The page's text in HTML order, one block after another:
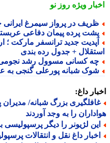
ویژهروز نو
در پرواز سیمرغ ایرانی
پرده پیمان دفاعی عربستان،
جدید ترانسفر مارکت ؛
+ جدول رده بندی
کسانی مسوول رشد نجومی
شبانه پورعلی گنجی به علی
داغ:
را به وجد آوردند
لژیونر را دیگر پرسپولیسی
داغ نقل و انتقالات